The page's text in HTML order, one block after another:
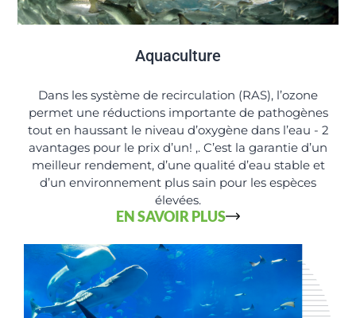
Aquaculture
Dans les système de recirculation (RAS), l’ozone
permet une réductions importante de pathogènes
tout en haussant le niveau d’oxygène dans l’eau - 2
avantages pour le prix d’un! ,. C’est la garantie d’un
meilleur rendement, d’une qualité d’eau stable et
d’un environnement plus sain pour les espèces
élevées.
EN SAVOIR PLUS